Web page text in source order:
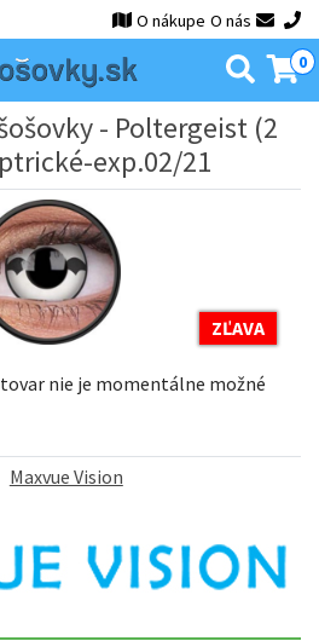
O nákupe O nás
0
- Poltergeist (2
exp.02/21
ZĽAVA
nie je momentálne možné
Maxvue Vision